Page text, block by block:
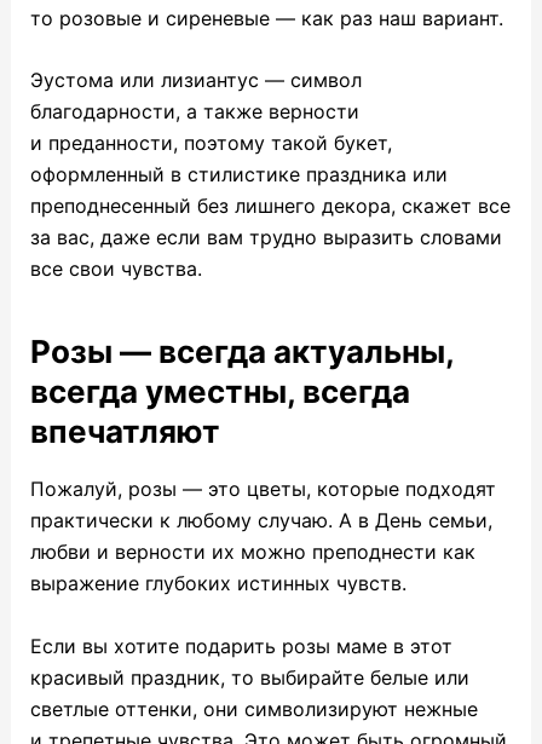
то розовые и сиреневые — как раз наш вариант.
Эустома или лизиантус — символ
благодарности, а также верности
и преданности, поэтому такой букет,
оформленный в стилистике праздника или
преподнесенный без лишнего декора, скажет все
за вас, даже если вам трудно выразить словами
все свои чувства.
Розы — всегда актуальны,
всегда уместны, всегда
впечатляют
Пожалуй, розы — это цветы, которые подходят
практически к любому случаю. А в День семьи,
любви и верности их можно преподнести как
выражение глубоких истинных чувств.
Если вы хотите подарить розы маме в этот
красивый праздник, то выбирайте белые или
светлые оттенки, они символизируют нежные